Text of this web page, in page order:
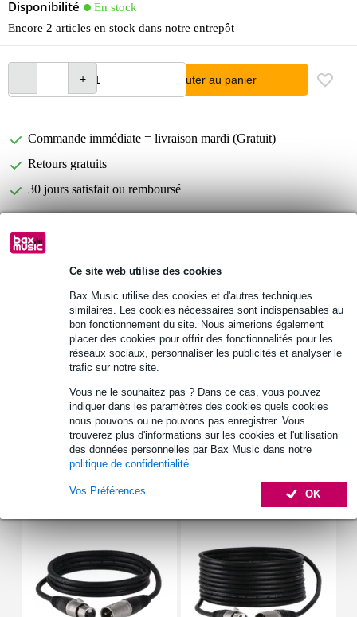
Ce site web utilise des cookies
Bax Music utilise des cookies et d'autres techniques
similaires. Les cookies nécessaires sont indispensables au
bon fonctionnement du site. Nous aimerions également
placer des cookies pour offrir des fonctionnalités pour les
réseaux sociaux, personnaliser les publicités et analyser le
trafic sur notre site.
Vous ne le souhaitez pas ? Dans ce cas, vous pouvez
indiquer dans les paramètres des cookies quels cookies
nous pouvons ou ne pouvons pas enregistrer. Vous
trouverez plus d'informations sur les cookies et l'utilisation
des données personnelles par Bax Music dans notre
politique de confidentialité.
OK
Vos Préférences
Disponibilité
En stock
Encore 2 articles en stock dans notre entrepôt
Ajouter au panier
Commande immédiate = livraison mardi (Gratuit)
Retours gratuits
30 jours satisfait ou remboursé
7,45 € (frais uniques)
Vous n'êtes pas sûr si lePioneer DJ DJC-REV5 BAG sacoche
pour contrôleur DJvous convient ?
Démarrer la vérification
Informations
Afficher toutes les caractéristiques du produit